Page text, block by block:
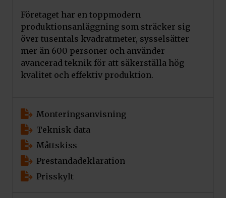
Företaget har en toppmodern
produktionsanläggning som sträcker sig
över tusentals kvadratmeter, sysselsätter
mer än 600 personer och använder
avancerad teknik för att säkerställa hög
kvalitet och effektiv produktion.
Monteringsanvisning
Teknisk data
Måttskiss
Prestandadeklaration
Prisskylt